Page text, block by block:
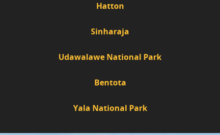
Hatton
Sinharaja
Udawalawe National Park
Bentota
Yala National Park